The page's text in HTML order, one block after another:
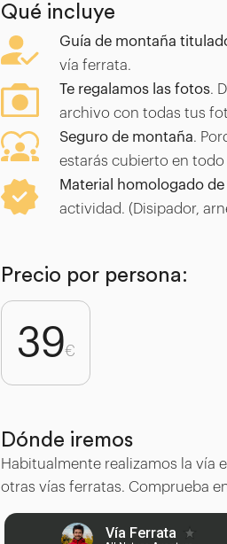
Qué incluye
Guía de montaña
vía ferrata.
Te regalamos las fotos.
archivo con todas tus
Seguro de montaña.
estarás cubierto en
Material homologado de
actividad. (Disipador,
Precio por persona:
39€
Dónde iremos
Habitualmente realizamos la vía
otras vías ferratas. Comprueba